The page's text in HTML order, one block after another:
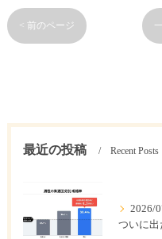
< 前のページ
最近の投稿 Recent Posts
2026/
ついに出